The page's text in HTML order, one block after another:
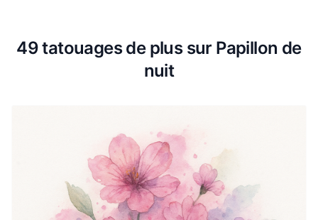
49 tatouages de plus sur Papillon de
nuit